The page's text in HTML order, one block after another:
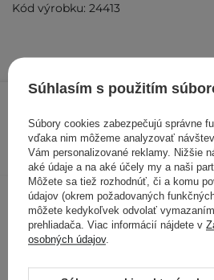
12,99 € 15,09 € /ks
Kód výrobku: 24413
Kontrolovali aj
Súhlasím s použitím
Súbory cookies zabezpečujú správne
vďaka nim môžeme analyzovať
Vám personalizované reklamy. Nižšie
aké údaje a na aké účely my a naši
Môžete sa tiež rozhodnúť, či a komu
údajov (okrem požadovaných
môžete kedykoľvek odvolať
prehliadača. Viac informácií nájdete v
osobných údajov.